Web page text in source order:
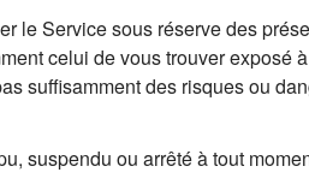
le Service sous réserve des
celui de vous trouver exposé
suffisamment des risques ou
suspendu ou arrêté à tout